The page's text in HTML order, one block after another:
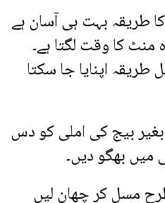
طریقہ بہت ہی آسان ہے
کا وقت لگتا ہے۔
طریقہ اپنایا جا سکتا
بیج کی املی کو دس
میں بھگو دیں۔
مسل کر چھان لیں